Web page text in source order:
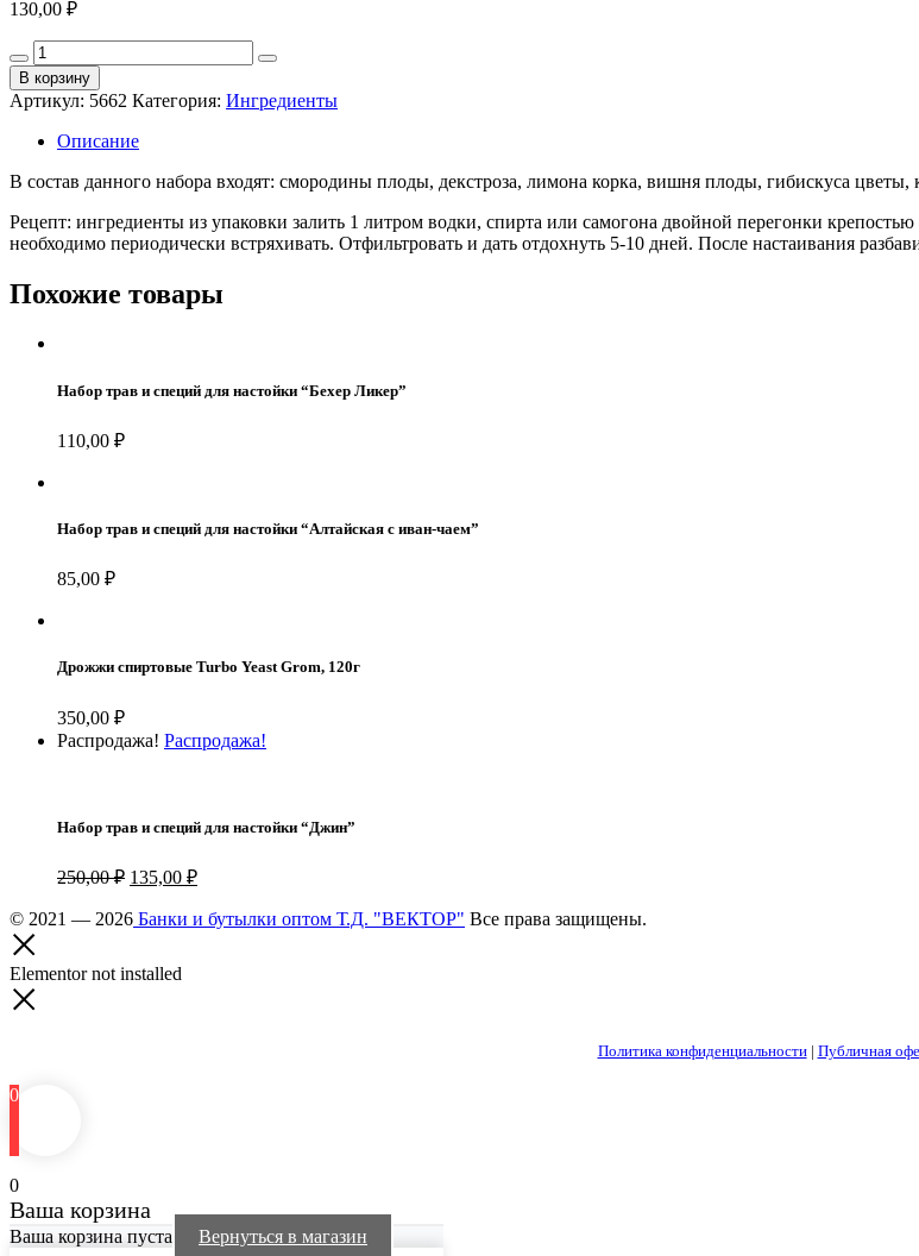
130,00 ₽
Количество
товара
Набор
трав
и
специй
для
"Пьяная
смородина"
В корзину
Артикул: 5662 Категория: Ингредиенты
Описание
В состав данного набора входят: смородины плоды, декстроза, лимона корка, вишня плоды, гибискуса цветы,
Рецепт: ингредиенты из упаковки залить 1 литром водки, спирта или самогона двойной перегонки
необходимо периодически встряхивать. Отфильтровать и дать отдохнуть 5-10 дней. После настаивания
Похожие товары
Набор трав и специй для настойки “Бехер Ликер”
110,00 ₽
Набор трав и специй для настойки “Алтайская с иван-чаем”
85,00 ₽
Дрожжи спиртовые Turbo Yeast Grom, 120г
350,00 ₽
Распродажа! Распродажа!
Набор трав и специй для настойки “Джин”
250,00₽ Первоначальная
составляла
135,00 ₽Текущая
135,00 ₽.
© 2021 — 2026 Банки и бутылки оптом Т.Д. "ВЕКТОР" Все права защищены.
Elementor not installed
Политика конфиденциальности| Публичная
0
0
Ваша корзина
Ваша корзина пуста Вернуться в магазин